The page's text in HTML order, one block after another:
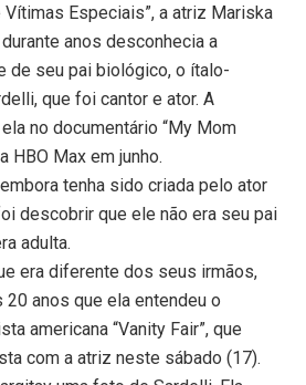
Vítimas Especiais”, a atriz Mariska
anos desconhecia a
de seu pai biológico, o ítalo-
que foi cantor e ator. A
no documentário “My Mom
HBO Max em junho.
tenha sido criada pelo ator
descobrir que ele não era seu pai
adulta.
era diferente dos seus irmãos,
anos que ela entendeu o
americana “Vanity Fair”, que
com a atriz neste sábado (17).